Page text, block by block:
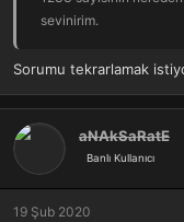
sevinirim.
Sorumu tekrarlamak
aNAkSaRatE
Banlı Kullanıcı
19 Şub 2020